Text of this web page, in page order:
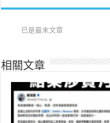
已是最末文章
相關文章